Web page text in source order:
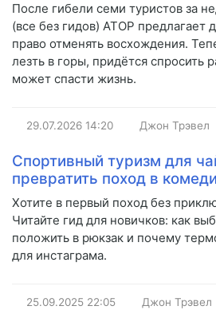
После гибели семи туристов за
(все без гидов) АТОР предлагает
право отменять восхождения.
лезть в горы, придётся спросить
может спасти жизнь.
29.07.2026 14:20 Джон Трэвел
Спортивный туризм для
превратить поход в
Хотите в первый поход без
Читайте гид для новичков: как
положить в рюкзак и почему
для инстаграма.
25.09.2025 22:05 Джон Трэвел